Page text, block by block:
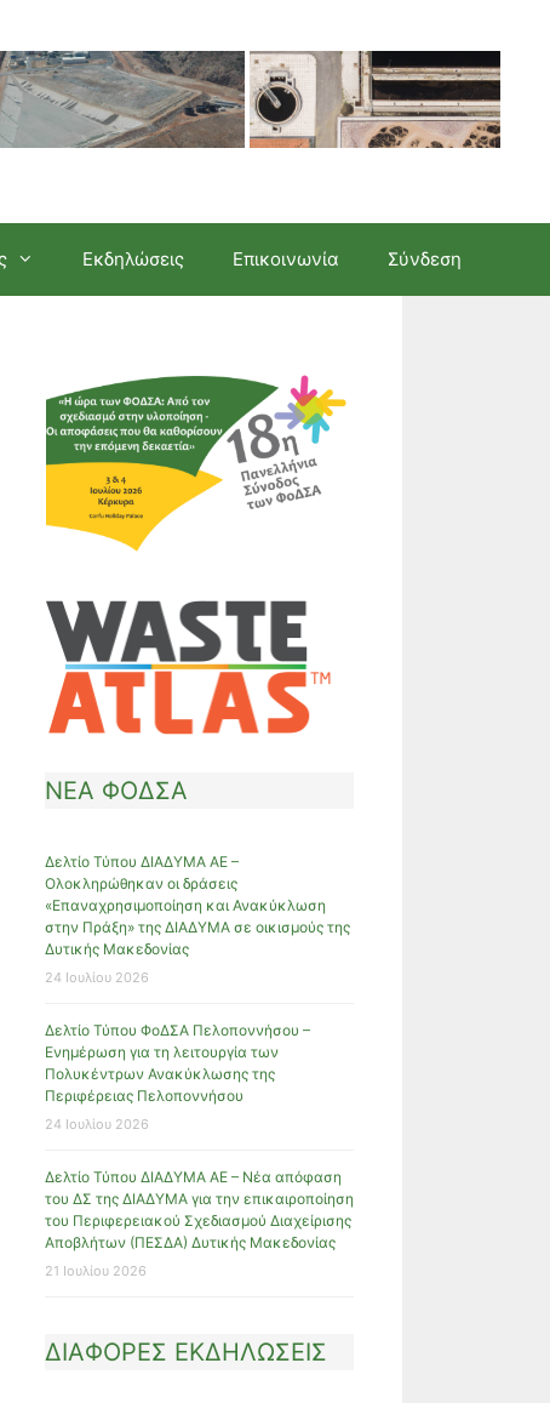
Εκδηλώσεις Επικοινωνία Σύνδεση
ΝΕΑ ΦΟΔΣΑ
Δελτίο Τύπου ΔΙΑΔΥΜΑ ΑΕ –
Ολοκληρώθηκαν οι δράσεις
«Επαναχρησιμοποίηση και Ανακύκλωση
στην Πράξη» της ΔΙΑΔΥΜΑ σε οικισμούς της
Δυτικής Μακεδονίας
24 Ιουλίου 2026
Δελτίο Τύπου ΦοΔΣΑ Πελοποννήσου –
Ενημέρωση για τη λειτουργία των
Πολυκέντρων Ανακύκλωσης της
Περιφέρειας Πελοποννήσου
24 Ιουλίου 2026
Δελτίο Τύπου ΔΙΑΔΥΜΑ ΑΕ – Νέα απόφαση
του ΔΣ της ΔΙΑΔΥΜΑ για την επικαιροποίηση
του Περιφερειακού Σχεδιασμού Διαχείρισης
Αποβλήτων (ΠΕΣΔΑ) Δυτικής Μακεδονίας
21 Ιουλίου 2026
ΔΙΑΦΟΡΕΣ ΕΚΔΗΛΩΣΕΙΣ